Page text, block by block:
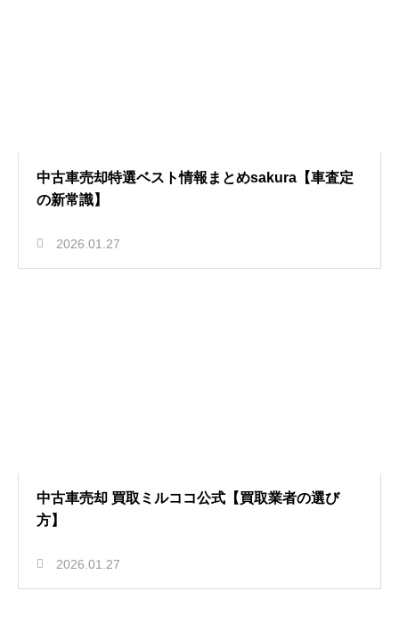
中古車売却特選ベスト情報まとめsakura【車査定
の新常識】
2026.01.27
中古車売却 買取ミルココ公式【買取業者の選び
方】
2026.01.27